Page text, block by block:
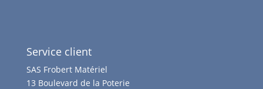
Service client
SAS Frobert Matériel
13 Boulevard de la Poterie